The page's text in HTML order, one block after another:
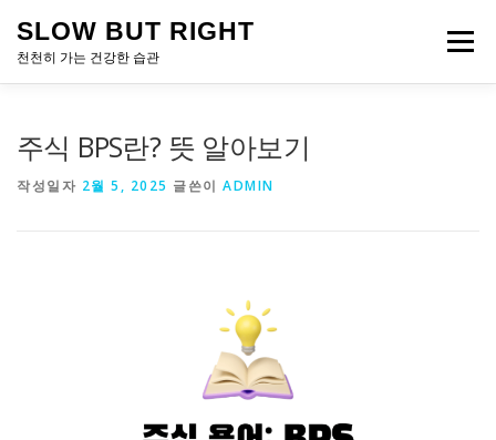
SLOW BUT RIGHT
천천히 가는 건강한 습관
메뉴
주식 BPS란? 뜻 알아보기
작성일자 2월 5, 2025 글쓴이 ADMIN